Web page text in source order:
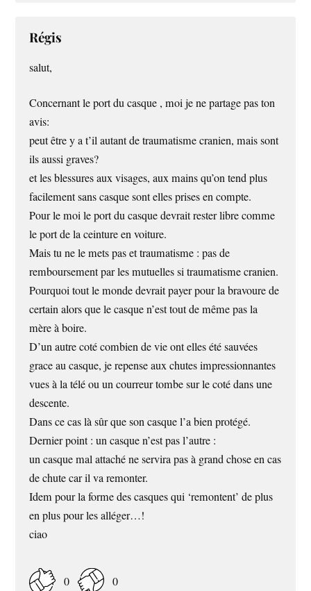
Régis
salut,
Concernant le port du casque , moi je ne partage pas ton
avis:
peut être y a t’il autant de traumatisme cranien, mais sont
ils aussi graves?
et les blessures aux visages, aux mains qu’on tend plus
facilement sans casque sont elles prises en compte.
Pour le moi le port du casque devrait rester libre comme
le port de la ceinture en voiture.
Mais tu ne le mets pas et traumatisme : pas de
remboursement par les mutuelles si traumatisme cranien.
Pourquoi tout le monde devrait payer pour la bravoure de
certain alors que le casque n’est tout de même pas la
mère à boire.
D’un autre coté combien de vie ont elles été sauvées
grace au casque, je repense aux chutes impressionnantes
vues à la télé ou un courreur tombe sur le coté dans une
descente.
Dans ce cas là sûr que son casque l’a bien protégé.
Dernier point : un casque n’est pas l’autre :
un casque mal attaché ne servira pas à grand chose en cas
de chute car il va remonter.
Idem pour la forme des casques qui ‘remontent’ de plus
en plus pour les alléger…!
ciao
0 0